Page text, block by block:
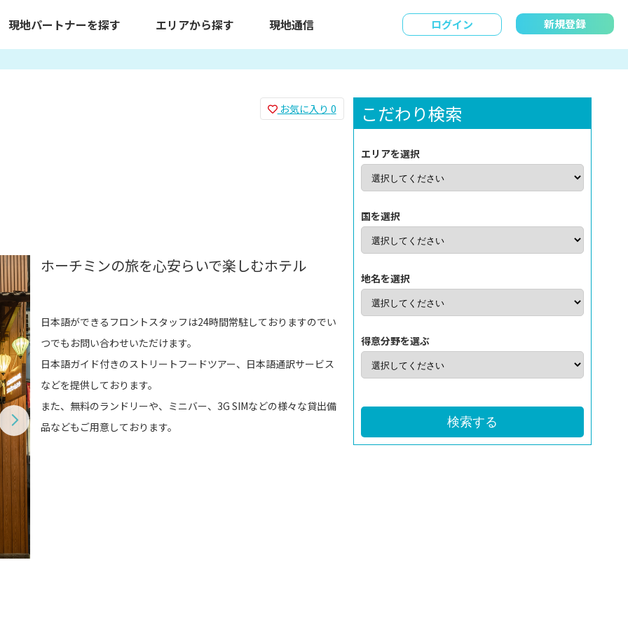
現地パートナーを探す エリアから探す 現地通信 ログイン 新規登録
お気に入り 0
ホーチミンの旅を心安らいで楽しむホテル
日本語ができるフロントスタッフは24時間常駐しておりますのでい
つでもお問い合わせいただけます。
日本語ガイド付きのストリートフードツアー、日本語通訳サービス
などを提供しております。
また、無料のランドリーや、ミニバー、3G SIMなどの様々な貸出備
品などもご用意しております。
こだわり検索
エリアを選択
国を選択
地名を選択
得意分野を選ぶ
検索する